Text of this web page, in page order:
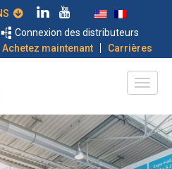
Connexion des distributeurs
Achetez maintenant | Carrières